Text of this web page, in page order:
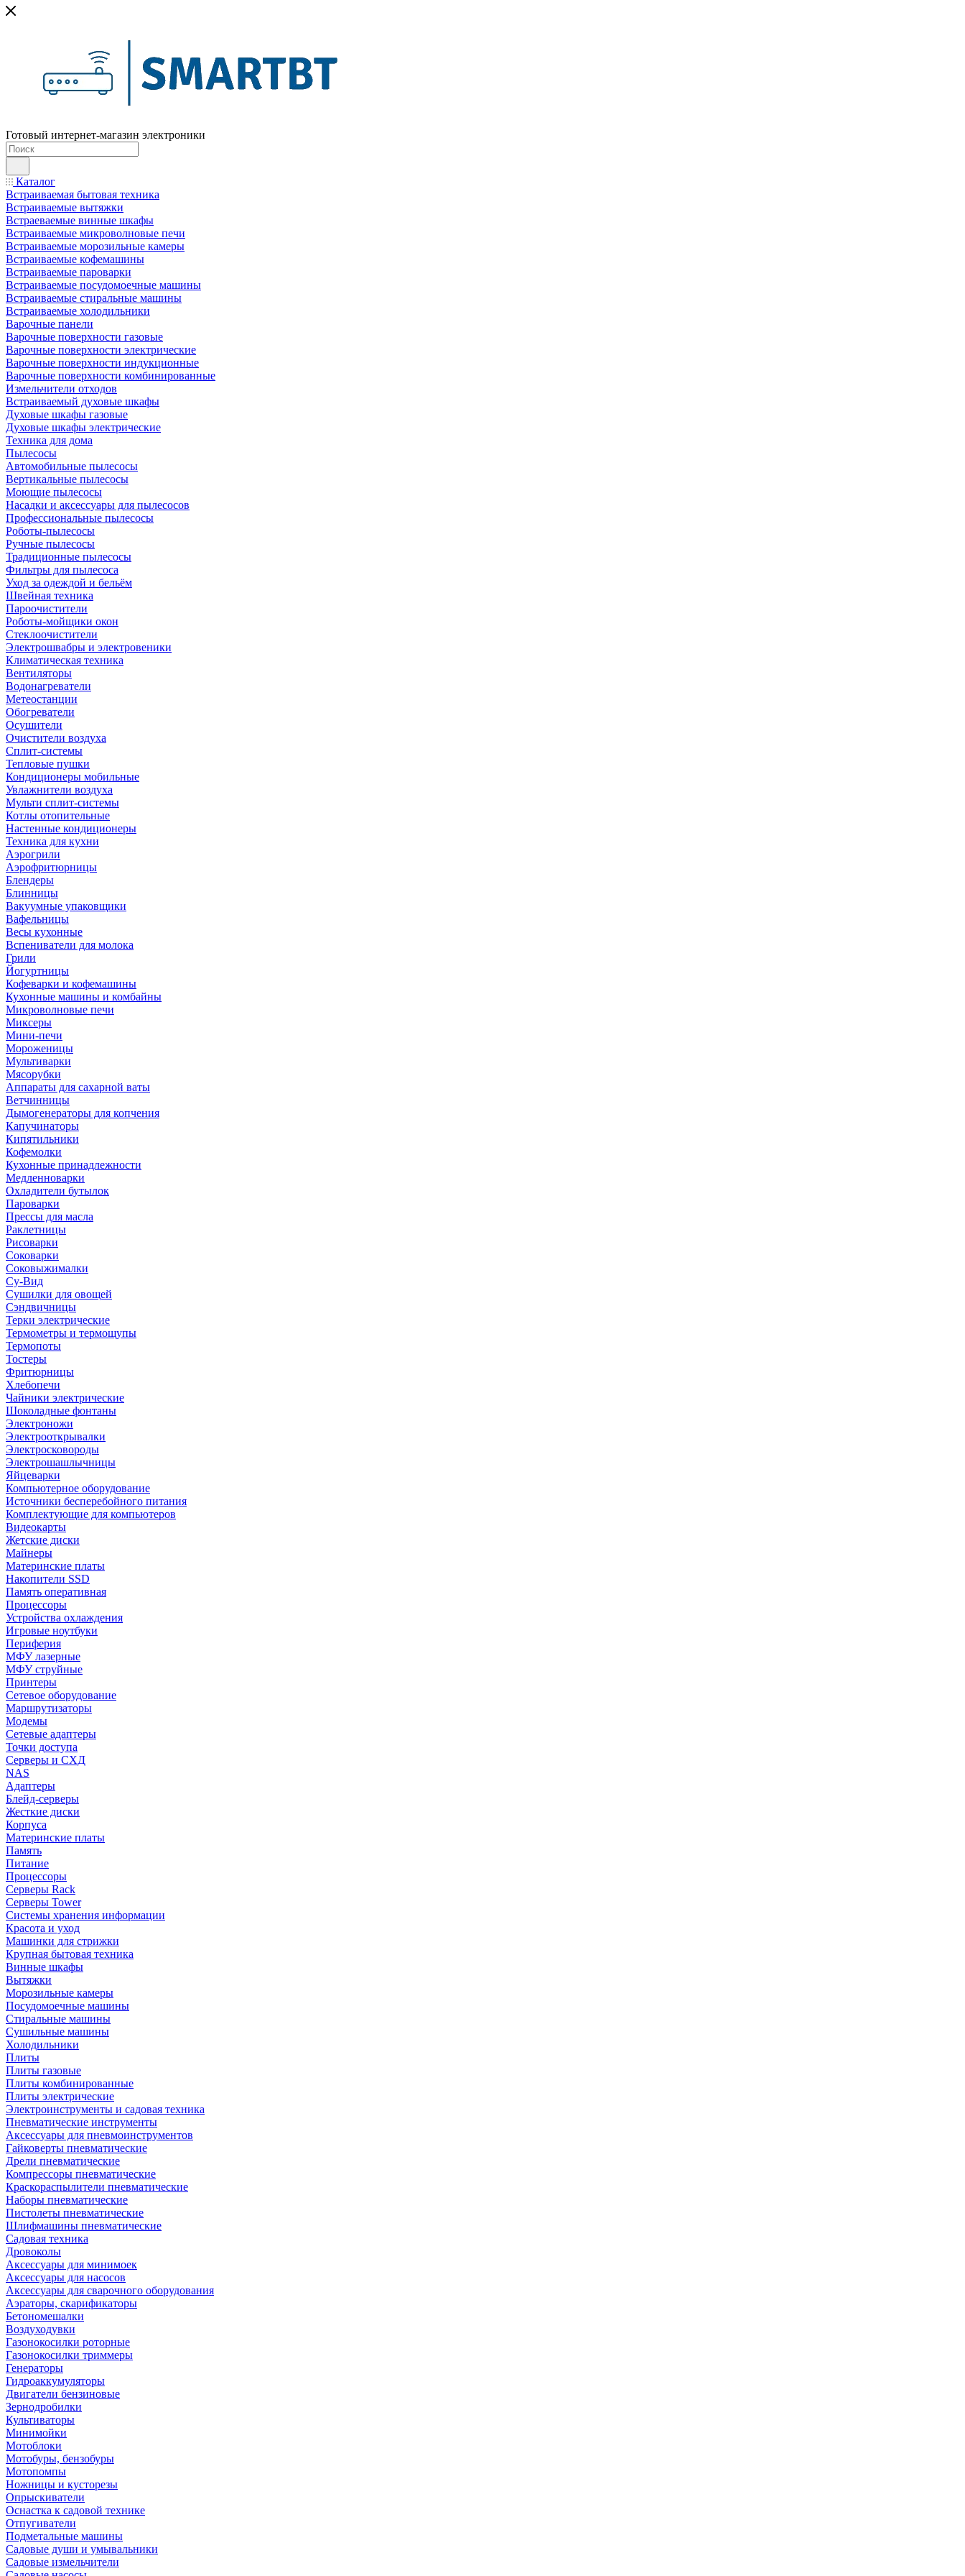
Готовый интернет-магазин электроники
Каталог
Встраиваемая бытовая техника
Встраиваемые вытяжки
Встраеваемые винные шкафы
Встраиваемые микроволновые печи
Встраиваемые морозильные камеры
Встраиваемые кофемашины
Встраиваемые пароварки
Встраиваемые посудомоечные машины
Встраиваемые стиральные машины
Встраиваемые холодильники
Варочные панели
Варочные поверхности газовые
Варочные поверхности электрические
Варочные поверхности индукционные
Варочные поверхности комбинированные
Измельчители отходов
Встраиваемый духовые шкафы
Духовые шкафы газовые
Духовые шкафы электрические
Техника для дома
Пылесосы
Автомобильные пылесосы
Вертикальные пылесосы
Моющие пылесосы
Насадки и аксессуары для пылесосов
Профессиональные пылесосы
Роботы-пылесосы
Ручные пылесосы
Традиционные пылесосы
Фильтры для пылесоса
Уход за одеждой и бельём
Швейная техника
Пароочистители
Роботы-мойщики окон
Стеклоочистители
Электрошвабры и электровеники
Климатическая техника
Вентиляторы
Водонагреватели
Метеостанции
Обогреватели
Осушители
Очистители воздуха
Сплит-системы
Тепловые пушки
Кондиционеры мобильные
Увлажнители воздуха
Мульти сплит-системы
Котлы отопительные
Настенные кондиционеры
Техника для кухни
Аэрогрили
Аэрофритюрницы
Блендеры
Блинницы
Вакуумные упаковщики
Вафельницы
Весы кухонные
Вспениватели для молока
Грили
Йогуртницы
Кофеварки и кофемашины
Кухонные машины и комбайны
Микроволновые печи
Миксеры
Мини-печи
Мороженицы
Мультиварки
Мясорубки
Аппараты для сахарной ваты
Ветчинницы
Дымогенераторы для копчения
Капучинаторы
Кипятильники
Кофемолки
Кухонные принадлежности
Медленноварки
Охладители бутылок
Пароварки
Прессы для масла
Раклетницы
Рисоварки
Соковарки
Соковыжималки
Су-Вид
Сушилки для овощей
Сэндвичницы
Терки электрические
Термометры и термощупы
Термопоты
Тостеры
Фритюрницы
Хлебопечи
Чайники электрические
Шоколадные фонтаны
Электроножи
Электрооткрывалки
Электросковороды
Электрошашлычницы
Яйцеварки
Компьютерное оборудование
Источники бесперебойного питания
Комплектующие для компьютеров
Видеокарты
Жетские диски
Майнеры
Материнские платы
Накопители SSD
Память оперативная
Процессоры
Устройства охлаждения
Игровые ноутбуки
Периферия
МФУ лазерные
МФУ струйные
Принтеры
Сетевое оборудование
Маршрутизаторы
Модемы
Сетевые адаптеры
Точки доступа
Серверы и СХД
NAS
Адаптеры
Блейд-серверы
Жесткие диски
Корпуса
Материнские платы
Память
Питание
Процессоры
Серверы Rack
Серверы Tower
Системы хранения информации
Красота и уход
Машинки для стрижки
Крупная бытовая техника
Винные шкафы
Вытяжки
Морозильные камеры
Посудомоечные машины
Стиральные машины
Сушильные машины
Холодильники
Плиты
Плиты газовые
Плиты комбинированные
Плиты электрические
Электроинструменты и садовая техника
Пневматические инструменты
Аксессуары для пневмоинструментов
Гайковерты пневматические
Дрели пневматические
Компрессоры пневматические
Краскораспылители пневматические
Наборы пневматические
Пистолеты пневматические
Шлифмашины пневматические
Садовая техника
Дровоколы
Аксессуары для минимоек
Аксессуары для насосов
Аксессуары для сварочного оборудования
Аэраторы, скарификаторы
Бетономешалки
Воздуходувки
Газонокосилки роторные
Газонокосилки триммеры
Генераторы
Гидроаккумуляторы
Двигатели бензиновые
Зернодробилки
Культиваторы
Минимойки
Мотоблоки
Мотобуры, бензобуры
Мотопомпы
Ножницы и кусторезы
Опрыскиватели
Оснастка к садовой технике
Отпугиватели
Подметальные машины
Садовые души и умывальники
Садовые измельчители